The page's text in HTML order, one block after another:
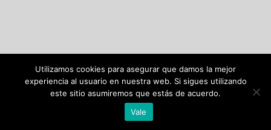
Utilizamos cookies para asegurar que damos la mejor
experiencia al usuario en nuestra web. Si sigues utilizando
este sitio asumiremos que estás de acuerdo.
Vale